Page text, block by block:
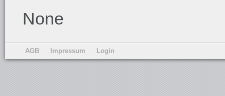
None
AGB Impressum Login